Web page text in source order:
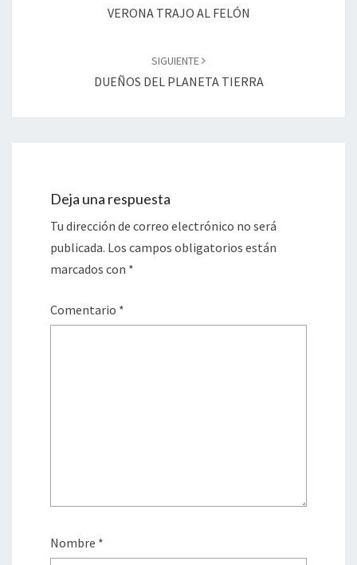
VERONA TRAJO AL FELÓN
SIGUIENTE
DUEÑOS DEL PLANETA TIERRA
Deja una respuesta
Tu dirección de correo electrónico no será
publicada. Los campos obligatorios están
marcados con *
Comentario *
Nombre *